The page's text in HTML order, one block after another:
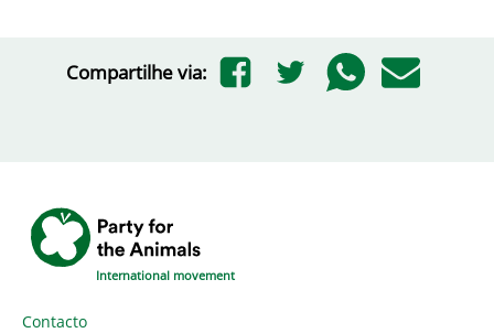
Compartilhe via:
International movement
Contacto